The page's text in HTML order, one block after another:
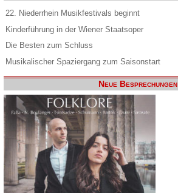
22. Niederrhein Musikfestivals beginnt
Kinderführung in der Wiener Staatsoper
Die Besten zum Schluss
Musikalischer Spaziergang zum Saisonstart
Neue Besprechungen